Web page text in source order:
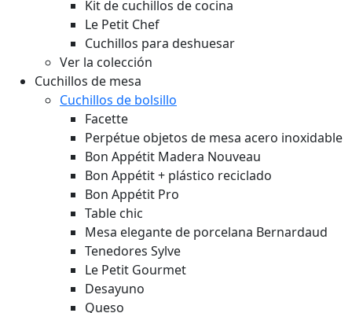
Kit de cuchillos de cocina
Le Petit Chef
Cuchillos para deshuesar
Ver la colección
Cuchillos de mesa
Cuchillos de bolsillo
Facette
Perpétue objetos de mesa acero inoxidable
Bon Appétit Madera Nouveau
Bon Appétit + plástico reciclado
Bon Appétit Pro
Table chic
Mesa elegante de porcelana Bernardaud
Tenedores Sylve
Le Petit Gourmet
Desayuno
Queso